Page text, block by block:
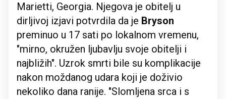
Marietti, Georgia. Njegova je obitelj u
dirljivoj izjavi potvrdila da je Bryson
preminuo u 17 sati po lokalnom vremenu,
"mirno, okružen ljubavlju svoje obitelji i
najbližih". Uzrok smrti bile su komplikacije
nakon moždanog udara koji je doživio
nekoliko dana ranije. "Slomljena srca i s